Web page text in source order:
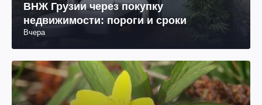
ВНЖ Грузии через покупку
недвижимости: пороги и сроки
Вчера